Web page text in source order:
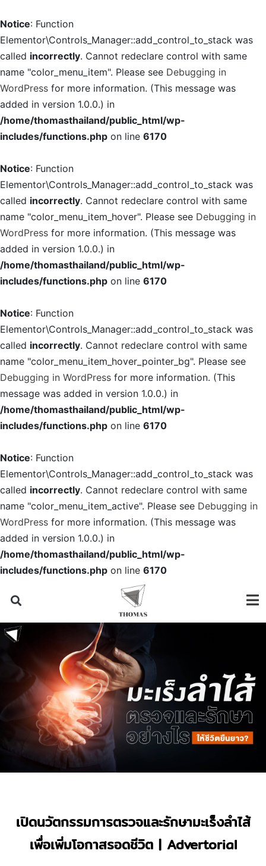
Notice: Function
Elementor\Controls_Manager::add_control_to_stack was
called incorrectly. Cannot redeclare control with same
name "color_menu_item". Please see Debugging in
WordPress for more information. (This message was
added in version 1.0.0.) in
/home/thomasthailand/public_html/wp-
includes/functions.php on line 6170
Notice: Function
Elementor\Controls_Manager::add_control_to_stack was
called incorrectly. Cannot redeclare control with same
name "color_menu_item_hover". Please see Debugging in
WordPress for more information. (This message was
added in version 1.0.0.) in
/home/thomasthailand/public_html/wp-
includes/functions.php on line 6170
Notice: Function
Elementor\Controls_Manager::add_control_to_stack was
called incorrectly. Cannot redeclare control with same
name "color_menu_item_hover_pointer_bg". Please see
Debugging in WordPress for more information. (This
message was added in version 1.0.0.) in
/home/thomasthailand/public_html/wp-
includes/functions.php on line 6170
Notice: Function
Elementor\Controls_Manager::add_control_to_stack was
called incorrectly. Cannot redeclare control with same
name "color_menu_item_active". Please see Debugging in
WordPress for more information. (This message was
added in version 1.0.0.) in
/home/thomasthailand/public_html/wp-
includes/functions.php on line 6170
เปิดนวัตกรรมการตรวจและรักษามะเร็งลำไส้
เพื่อเพิ่มโอกาสรอดชีวิต | Advertorial